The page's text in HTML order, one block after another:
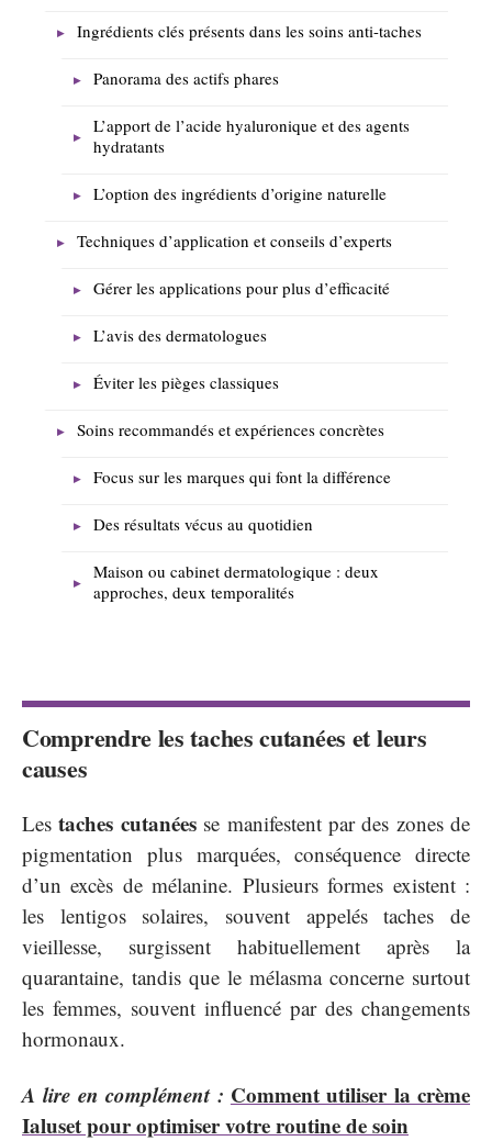
Ingrédients clés présents dans les soins anti-taches
Panorama des actifs phares
L’apport de l’acide hyaluronique et des agents
hydratants
L’option des ingrédients d’origine naturelle
Techniques d’application et conseils d’experts
Gérer les applications pour plus d’efficacité
L’avis des dermatologues
Éviter les pièges classiques
Soins recommandés et expériences concrètes
Focus sur les marques qui font la différence
Des résultats vécus au quotidien
Maison ou cabinet dermatologique : deux
approches, deux temporalités
Comprendre les taches cutanées et leurs
causes
Lestaches cutanéesse manifestent par des zones de
pigmentation plus marquées, conséquence directe
d’un excès de mélanine. Plusieurs formes existent :
les lentigos solaires, souvent appelés taches de
vieillesse, surgissent habituellement après la
quarantaine, tandis que le mélasma concerne surtout
les femmes, souvent influencé par des changements
hormonaux.
A lire en complément : Comment utiliser la crème
Ialuset pour optimiser votre routine de soin